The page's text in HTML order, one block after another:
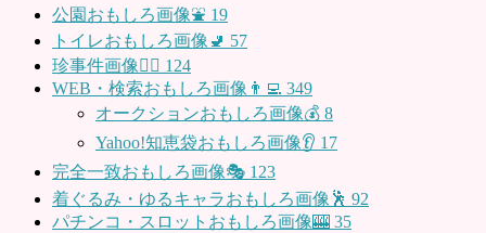
公園おもしろ画像⛲️ 19
トイレおもしろ画像🚽 57
珍事件画像👮‍♂️ 124
WEB・検索おもしろ画像👨‍💻 349
オークションおもしろ画像💰 8
Yahoo!知恵袋おもしろ画像👂 17
完全一致おもしろ画像🎭 123
着ぐるみ・ゆるキャラおもしろ画像🕺 92
パチンコ・スロットおもしろ画像🎰 35